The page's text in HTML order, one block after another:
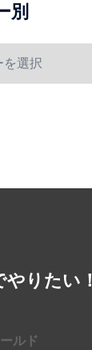
別
りたい！
ルド